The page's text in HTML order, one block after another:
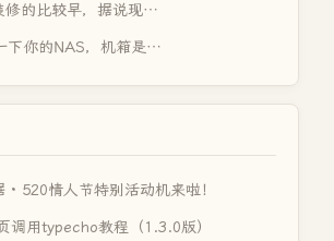
修的比较早，据说现…
下你的NAS，机箱是…
· 520情人节特别活动机来啦！
调用typecho教程（1.3.0版）